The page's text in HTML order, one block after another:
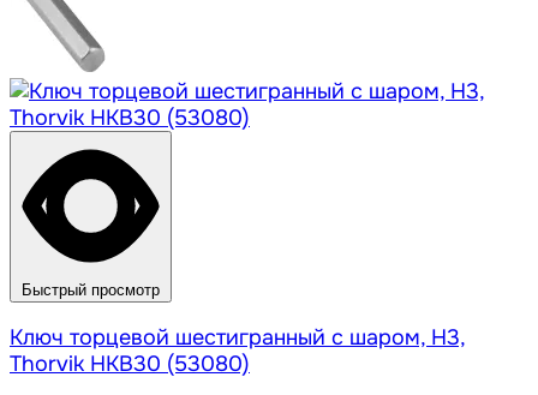
Быстрый просмотр
Ключ торцевой шестигранный с шаром, H3,
Thorvik HKB30 (53080)